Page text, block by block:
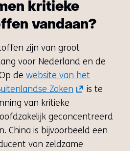
kritieke
vandaan?
zijn van groot
voor Nederland en de
de website van het
Zaken (opent
nieuw
venster)
(verwijst
is te
van kritieke
geconcentreerd
China is bijvoorbeeld een
van zeldzame